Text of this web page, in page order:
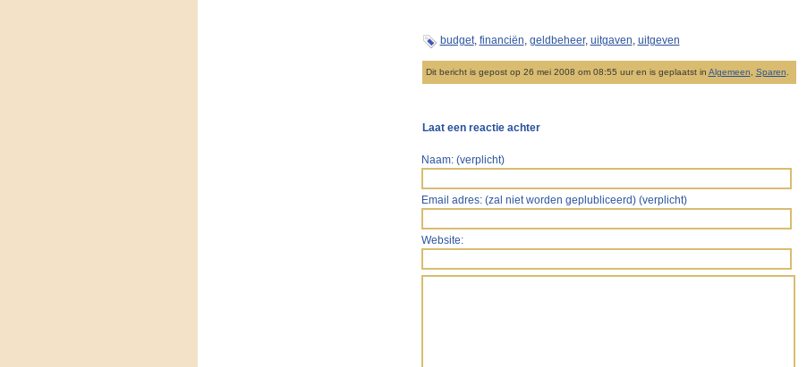
budget, financiën, geldbeheer, uitgaven, uitgeven
Dit bericht is gepost op 26 mei 2008 om 08:55 uur en is geplaatst in Algemeen Sparen
Laat een reactie achter
Naam: (verplicht)
Email adres: (zal niet worden geplubliceerd) (verplicht)
Website: